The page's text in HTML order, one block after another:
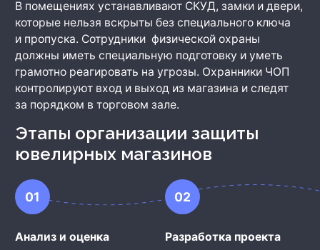
В помещениях устанавливают СКУД, замки и двери,
которые нельзя вскрыты без специального ключа
и пропуска. Сотрудники физической охраны
должны иметь специальную подготовку и уметь
грамотно реагировать на угрозы. Охранники ЧОП
контролируют вход и выход из магазина и следят
за порядком в торговом зале.
Этапы организации защиты
ювелирных магазинов
01
Анализ и оценка
02
Разработка проекта